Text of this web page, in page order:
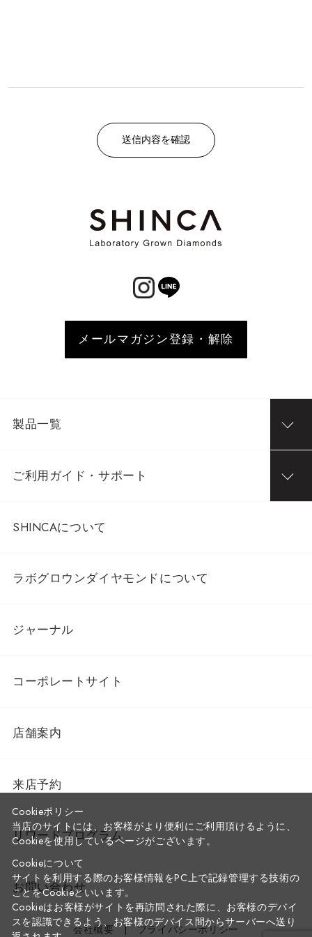
メールマガジン登録・解除
製品一覧
ご利用ガイド・サポート
SHINCAについて
ラボグロウンダイヤモンドについて
ジャーナル
コーポレートサイト
店舗案内
来店予約
リワードプログラム
お問い合わせ
会社概要 プライバシーポリシー
Cookieポリシー
当店のサイトには、お客様がより便利にご利用頂けるように、
Cookieを使用しているページがございます。
Cookieについて
サイトを利用する際のお客様情報をPC上で記録管理する技術の
ことをCookieといいます。
Cookieはお客様がサイトを再訪問された際に、お客様のデバイ
スを認識できるよう、お客様のデバイス間からサーバーへ送り